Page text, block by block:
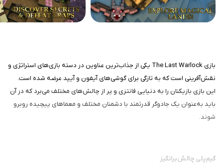
بازی The Last Warlock یکی از جذاب‌ترین عناوین در دسته بازی‌های استراتژی و
نقش‌آفرینی است که به تازگی برای گوشی‌های آیفون و آیپد عرضه شده است.
این بازی بازیکنان را به دنیایی فانتزی و پر از چالش‌های مختلف می‌برد که در آن
باید به‌عنوان یک جادوگر قدرتمند با دشمنان مختلف و معماهای پیچیده روبرو
شوند.
گیم‌پلی چالش‌برانگیز